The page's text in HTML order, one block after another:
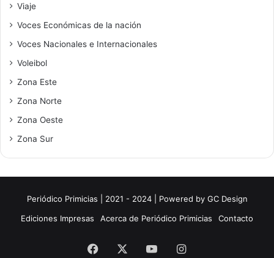
Viaje
Voces Económicas de la nación
Voces Nacionales e Internacionales
Voleibol
Zona Este
Zona Norte
Zona Oeste
Zona Sur
Periódico Primicias | 2021 - 2024 | Powered by GC Design
Ediciones Impresas
Acerca de Periódico Primicias Contacto
Facebook YouTubeInstagram